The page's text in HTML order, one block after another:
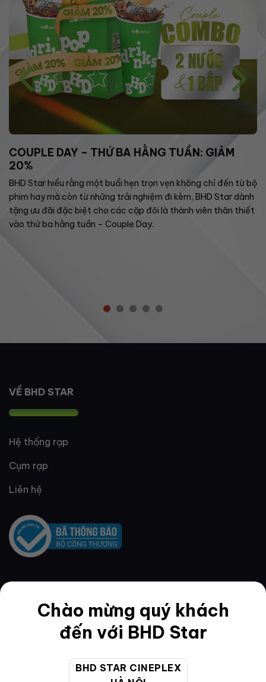
Chào mừng quý khách
đến với BHD Star
BHD STAR CINEPLEX
COUPLE DAY – THỨ BA HẰNG TUẦN: GIẢM
20%
BHD Star hiểu rằng một buổi hẹn trọn vẹn không chỉ đến từ bộ
phim hay mà còn từ những trải nghiệm đi kèm, BHD Star dành
tặng ưu đãi đặc biệt cho các cặp đôi là thành viên thân thiết
vào thứ ba hằng tuần – Couple Day.
VỀ BHD STAR
Hệ thống rạp
Cụm rạp
Liên hệ